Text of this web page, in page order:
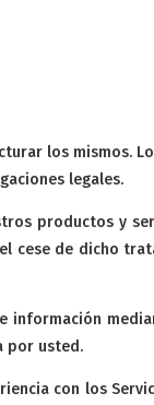
los mismos.
legales.
productos y
cese de dicho
información
por usted.
con los